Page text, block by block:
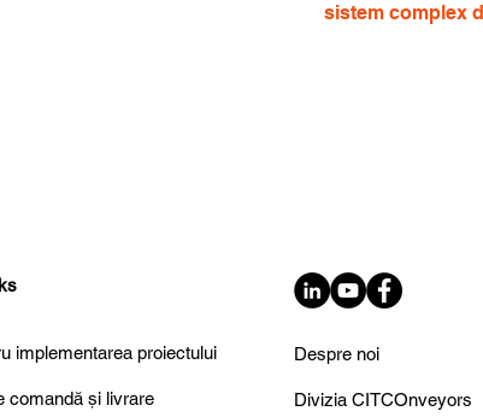
sistem complex
implementarea proiectului
comandă și livrare
Despre noi
Divizia CITCOnveyors